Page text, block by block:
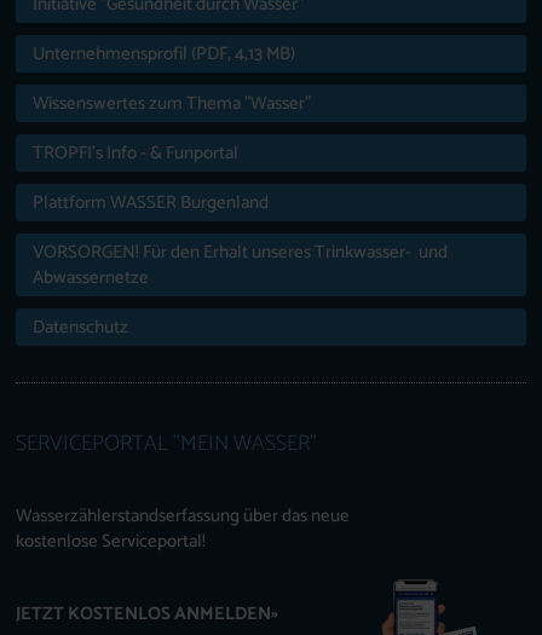
Unternehmensprofil (PDF, 4,13 MB)
Wissenswertes zum Thema "Wasser"
TROPFI’s Info - & Funportal
Plattform WASSER Burgenland
VORSORGEN! Für den Erhalt unseres Trinkwasser- und
Abwassernetze
Datenschutz
SERVICEPORTAL "MEIN WASSER"
Wasserzählerstandserfassung über das neue
kostenlose Serviceportal!
JETZT KOSTENLOS ANMELDEN»